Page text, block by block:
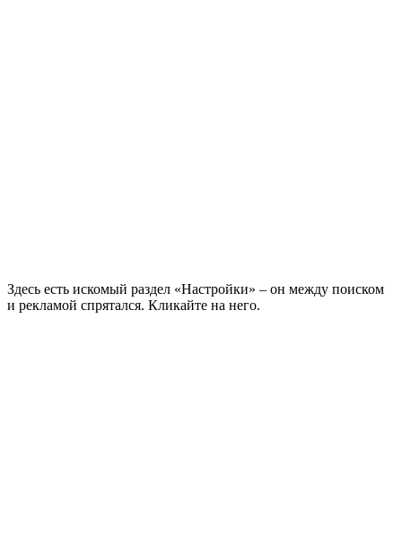
Здесь есть искомый раздел «Настройки» – он между поиском
и рекламой спрятался. Кликайте на него.